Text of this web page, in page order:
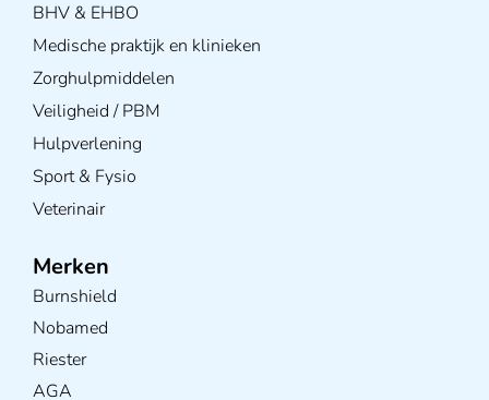
BHV & EHBO
Medische praktijk en klinieken
Zorghulpmiddelen
Veiligheid / PBM
Hulpverlening
Sport & Fysio
Veterinair
Merken
Burnshield
Nobamed
Riester
AGA